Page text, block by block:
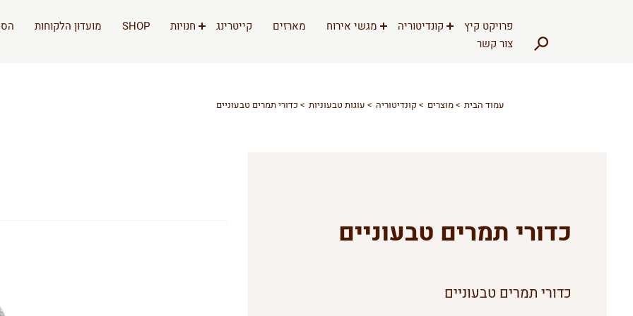
פרויקט קיץ קונדיטוריה מגשי אירוח מארזים קייטרינג חנויות SHOP מועדון הלקוחות
צור קשר
עמוד הבית מוצרים קונדיטוריה עוגות טבעוניות כדורי תמרים טבעוניים
כדורי תמרים טבעוניים
כדורי תמרים טבעוניים